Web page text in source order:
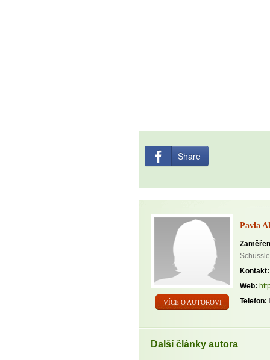
Share
VÍCE O AUTOROVI
Pavla
Kontakt:
Web:
Telefon:
Další články autora